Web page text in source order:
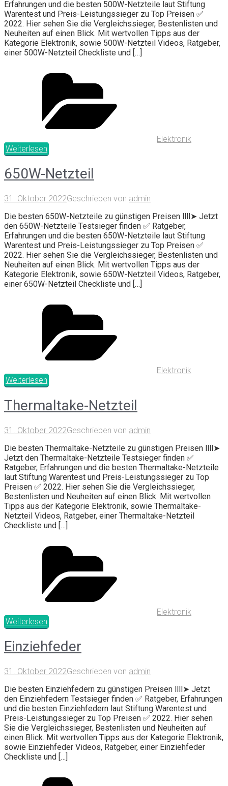
Erfahrungen und die besten 500W-Netzteile laut Stiftung
Warentest und Preis-Leistungssieger zu Top Preisen ✅
2022. Hier sehen Sie die Vergleichssieger, Bestenlisten und
Neuheiten auf einen Blick. Mit wertvollen Tipps aus der
Kategorie Elektronik, sowie 500W-Netzteil Videos, Ratgeber,
einer 500W-Netzteil Checkliste und […]
Elektronik
Weiterlesen
650W-Netzteil
31. Oktober 2022Geschrieben von admin
Die besten 650W-Netzteile zu günstigen Preisen llll➤ Jetzt
den 650W-Netzteile Testsieger finden ✅ Ratgeber,
Erfahrungen und die besten 650W-Netzteile laut Stiftung
Warentest und Preis-Leistungssieger zu Top Preisen ✅
2022. Hier sehen Sie die Vergleichssieger, Bestenlisten und
Neuheiten auf einen Blick. Mit wertvollen Tipps aus der
Kategorie Elektronik, sowie 650W-Netzteil Videos, Ratgeber,
einer 650W-Netzteil Checkliste und […]
Elektronik
Weiterlesen
Thermaltake-Netzteil
31. Oktober 2022Geschrieben von admin
Die besten Thermaltake-Netzteile zu günstigen Preisen llll➤
Jetzt den Thermaltake-Netzteile Testsieger finden ✅
Ratgeber, Erfahrungen und die besten Thermaltake-Netzteile
laut Stiftung Warentest und Preis-Leistungssieger zu Top
Preisen ✅ 2022. Hier sehen Sie die Vergleichssieger,
Bestenlisten und Neuheiten auf einen Blick. Mit wertvollen
Tipps aus der Kategorie Elektronik, sowie Thermaltake-
Netzteil Videos, Ratgeber, einer Thermaltake-Netzteil
Checkliste und […]
Elektronik
Weiterlesen
Einziehfeder
31. Oktober 2022Geschrieben von admin
Die besten Einziehfedern zu günstigen Preisen llll➤ Jetzt
den Einziehfedern Testsieger finden ✅ Ratgeber, Erfahrungen
und die besten Einziehfedern laut Stiftung Warentest und
Preis-Leistungssieger zu Top Preisen ✅ 2022. Hier sehen
Sie die Vergleichssieger, Bestenlisten und Neuheiten auf
einen Blick. Mit wertvollen Tipps aus der Kategorie Elektronik,
sowie Einziehfeder Videos, Ratgeber, einer Einziehfeder
Checkliste und […]